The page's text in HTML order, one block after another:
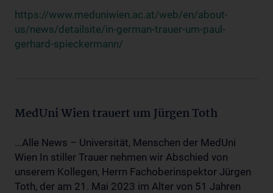
https://www.meduniwien.ac.at/web/en/about-
us/news/detailsite/in-german-trauer-um-paul-
gerhard-spieckermann/
MedUni Wien trauert um Jürgen Toth
...Alle News – Universität, Menschen der MedUni
Wien In stiller Trauer nehmen wir Abschied von
unserem Kollegen, Herrn Fachoberinspektor Jürgen
Toth, der am 21. Mai 2023 im Alter von 51 Jahren